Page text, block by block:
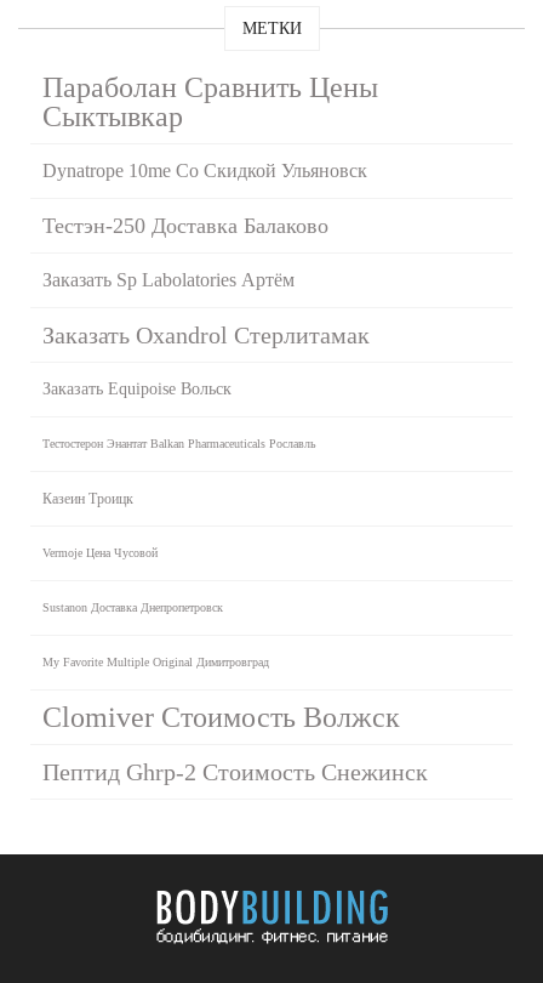
МЕТКИ
Параболан Сравнить Цены
Сыктывкар
Dynatrope 10me Со Скидкой Ульяновск
Тестэн-250 Доставка Балаково
Заказать Sp Labolatories Артём
Заказать Oxandrol Стерлитамак
Заказать Equipoise Вольск
Тестостерон Энантат Balkan Pharmaceuticals Рославль
Казеин Троицк
Vermoje Цена Чусовой
Sustanon Доставка Днепропетровск
My Favorite Multiple Original Димитровград
Clomiver Стоимость Волжск
Пептид Ghrp-2 Стоимость Снежинск